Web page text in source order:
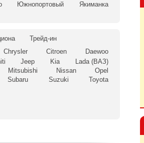
Южнопортовый Якиманка
Трейд-ин
Chrysler Citroen
Daewoo
Jeep Kia
Lada (ВАЗ)
Mitsubishi Nissan
Opel
Subaru Suzuki
Toyota